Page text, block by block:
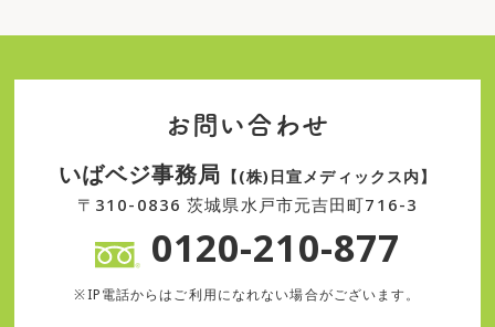
お問い合わせ
いばベジ事務局 【(株)日宣メディックス内】
〒310-0836 茨城県水戸市元吉田町716-3
0120-210-877
※IP電話からはご利用になれない場合がございます。